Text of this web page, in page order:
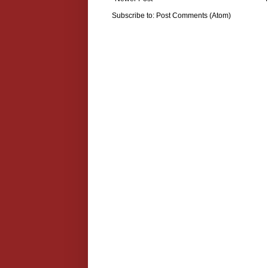
Subscribe to: Post Comments (Atom)